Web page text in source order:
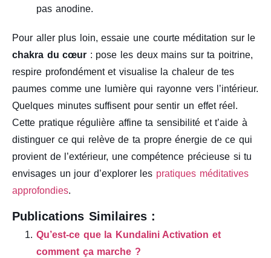
pas anodine.
Pour aller plus loin, essaie une courte méditation sur le
chakra du cœur : pose les deux mains sur ta poitrine,
respire profondément et visualise la chaleur de tes
paumes comme une lumière qui rayonne vers l’intérieur.
Quelques minutes suffisent pour sentir un effet réel.
Cette pratique régulière affine ta sensibilité et t’aide à
distinguer ce qui relève de ta propre énergie de ce qui
provient de l’extérieur, une compétence précieuse si tu
envisages un jour d’explorer les pratiques méditatives
approfondies.
Publications Similaires :
Qu’est-ce que la Kundalini Activation et
comment ça marche ?